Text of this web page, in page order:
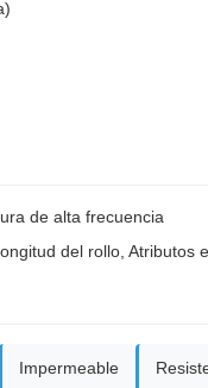
de alta frecuencia
del rollo, Atributos
Impermeable